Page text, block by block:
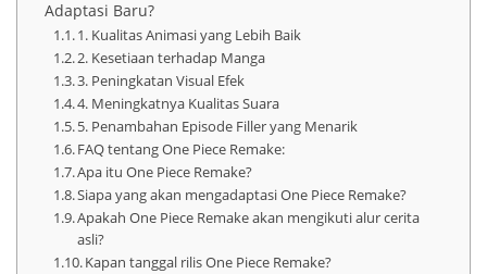
Adaptasi Baru?
1. Kualitas Animasi yang Lebih Baik
2. Kesetiaan terhadap Manga
3. Peningkatan Visual Efek
4. Meningkatnya Kualitas Suara
5. Penambahan Episode Filler yang Menarik
FAQ tentang One Piece Remake:
Apa itu One Piece Remake?
Siapa yang akan mengadaptasi One Piece Remake?
Apakah One Piece Remake akan mengikuti alur cerita
asli?
Kapan tanggal rilis One Piece Remake?